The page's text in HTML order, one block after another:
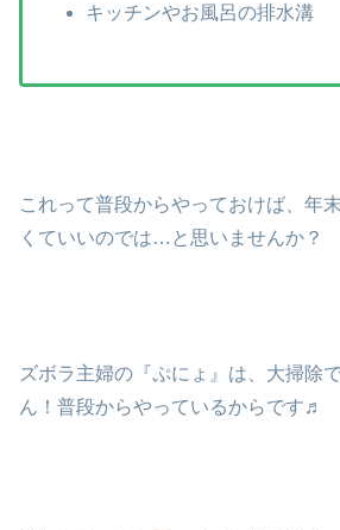
キッチンやお風呂の排水溝
これって普段からやっておけば、年
くていいのでは…と思いませんか？
ズボラ主婦の『ぷにょ』は、大掃除
ん！普段からやっているからです♬